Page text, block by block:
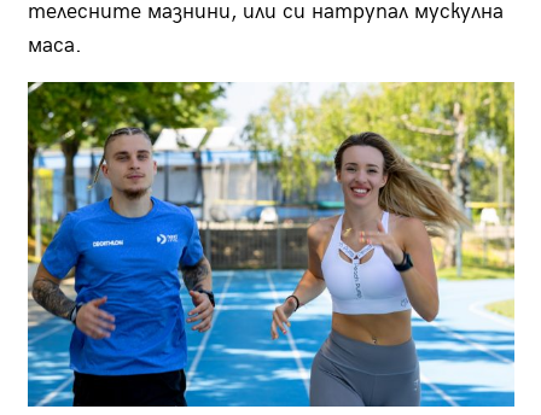
телесните мазнини, или си натрупал мускулна
маса.